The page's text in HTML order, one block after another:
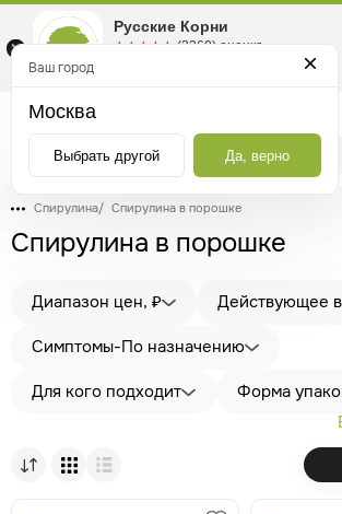
Спирулина/ Спирулина в порошке
Спирулина в порошке
Диапазон цен, ₽ Действующее
Симптомы-По назначению
Для кого подходит
Форма
Ваш город
Москва
Выбрать другой Да, верно
Русские Корни
☆☆☆☆☆
★★★★★ (2360) оценка
Маркетплейс товаров для здоровья